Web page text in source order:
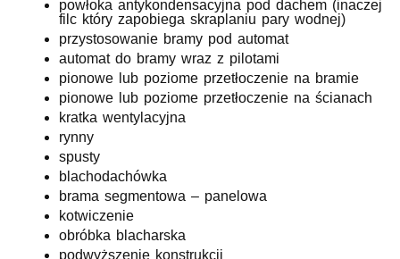
powłoka antykondensacyjna pod dachem (inaczej
filc który zapobiega skraplaniu pary wodnej)
przystosowanie bramy pod automat
automat do bramy wraz z pilotami
pionowe lub poziome przetłoczenie na bramie
pionowe lub poziome przetłoczenie na ścianach
kratka wentylacyjna
rynny
spusty
blachodachówka
brama segmentowa – panelowa
kotwiczenie
obróbka blacharska
podwyższenie konstrukcji